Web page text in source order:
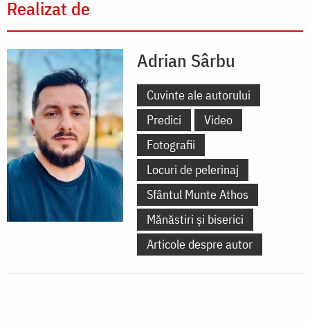
Realizat de
Adrian Sârbu
Cuvinte ale autorului
Predici
Video
Fotografii
Locuri de pelerinaj
Sfântul Munte Athos
Mănăstiri și biserici
Articole despre autor